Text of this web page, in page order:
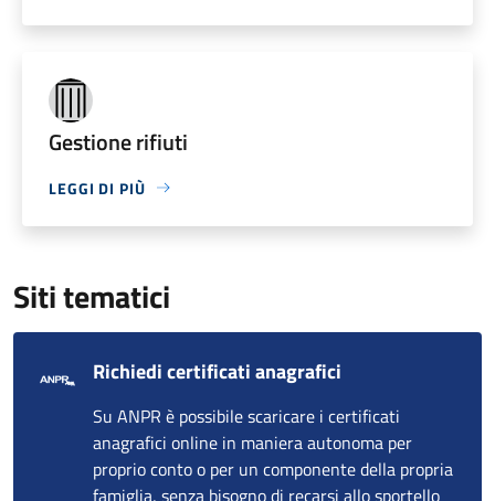
Gestione rifiuti
LEGGI DI PIÙ
Siti tematici
Richiedi certificati anagrafici
Su ANPR è possibile scaricare i certificati
anagrafici online in maniera autonoma per
proprio conto o per un componente della propria
famiglia, senza bisogno di recarsi allo sportello